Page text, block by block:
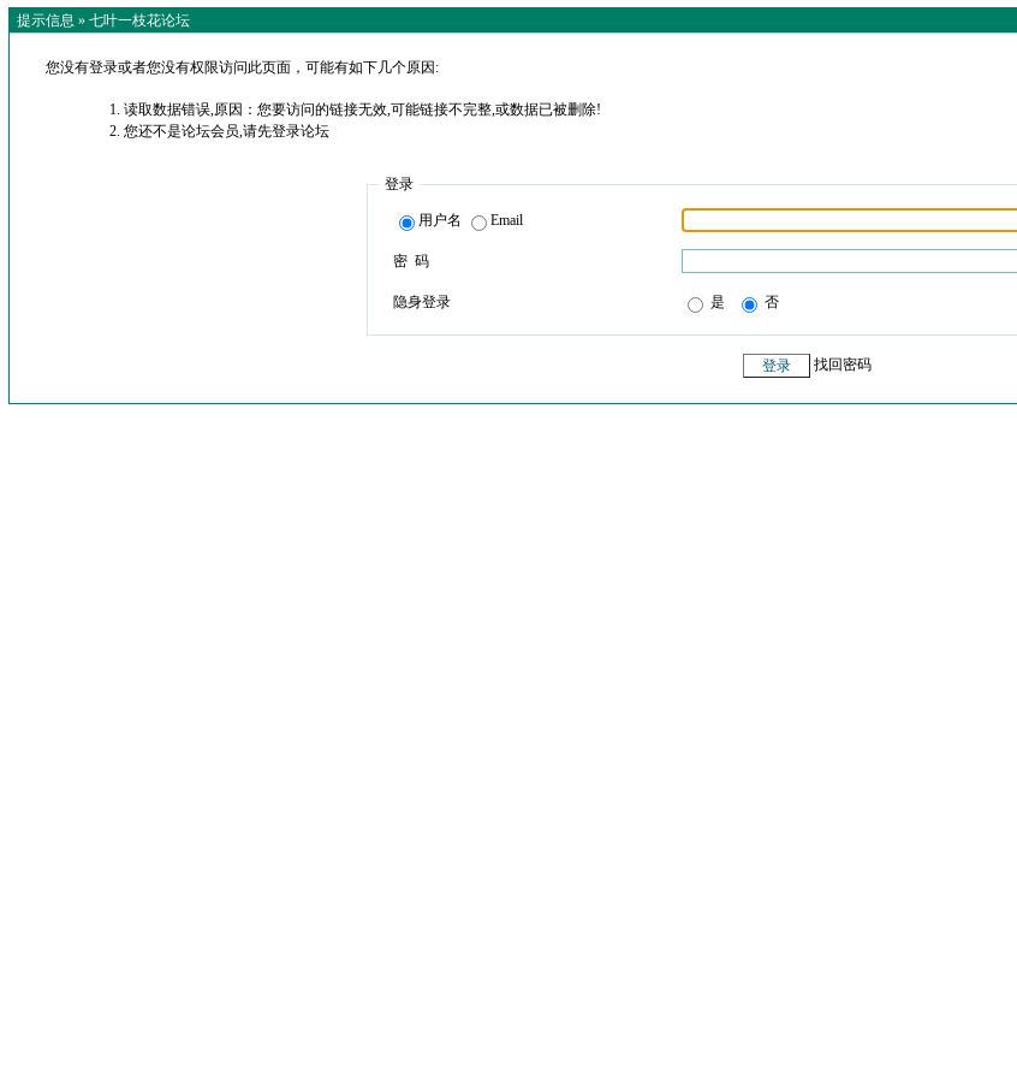
提示信息 » 七叶一枝花论坛
您没有登录或者您没有权限访问此页面，可能有如下几个原因:
读取数据错误,原因：您要访问的链接无效,可能链接不完整,或数据已被删除!
您还不是论坛会员,请先登录论坛
登录
用户名 Email
密 码
隐身登录 是 否
找回密码